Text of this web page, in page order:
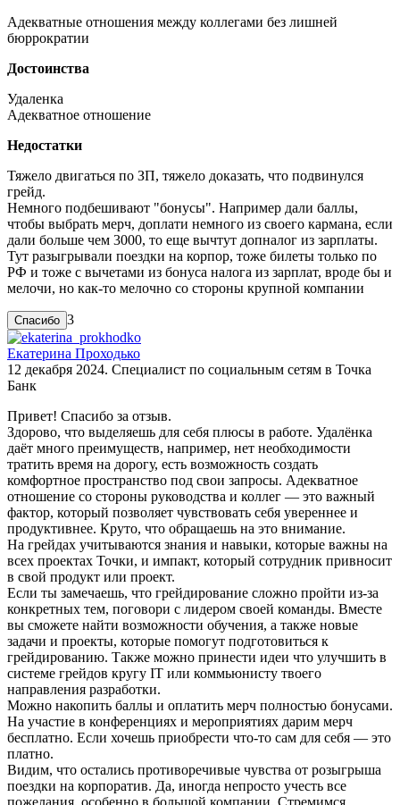
Адекватные отношения между коллегами без лишней
бюррократии
Достоинства
Удаленка
Адекватное отношение
Недостатки
Тяжело двигаться по ЗП, тяжело доказать, что подвинулся
грейд.
Немного подбешивают "бонусы". Например дали баллы,
чтобы выбрать мерч, доплати немного из своего кармана, если
дали больше чем 3000, то еще вычтут допналог из зарплаты.
Тут разыгрывали поездки на корпор, тоже билеты только по
РФ и тоже с вычетами из бонуса налога из зарплат, вроде бы и
мелочи, но как-то мелочно со стороны крупной компании
3
Екатерина Проходько
12 декабря 2024. Специалист по социальным сетям в Точка
Банк
Привет! Спасибо за отзыв.
Здорово, что выделяешь для себя плюсы в работе. Удалёнка
даёт много преимуществ, например, нет необходимости
тратить время на дорогу, есть возможность создать
комфортное пространство под свои запросы. Адекватное
отношение со стороны руководства и коллег — это важный
фактор, который позволяет чувствовать себя увереннее и
продуктивнее. Круто, что обращаешь на это внимание.
На грейдах учитываются знания и навыки, которые важны на
всех проектах Точки, и импакт, который сотрудник привносит
в свой продукт или проект.
Если ты замечаешь, что грейдирование сложно пройти из-за
конкретных тем, поговори с лидером своей команды. Вместе
вы сможете найти возможности обучения, а также новые
задачи и проекты, которые помогут подготовиться к
грейдированию. Также можно принести идеи что улучшить в
системе грейдов кругу IT или коммьюнисту твоего
направления разработки.
Можно накопить баллы и оплатить мерч полностью бонусами.
На участие в конференциях и мероприятиях дарим мерч
бесплатно. Если хочешь приобрести что-то сам для себя — это
платно.
Видим, что остались противоречивые чувства от розыгрыша
поездки на корпоратив. Да, иногда непросто учесть все
пожелания, особенно в большой компании. Стремимся